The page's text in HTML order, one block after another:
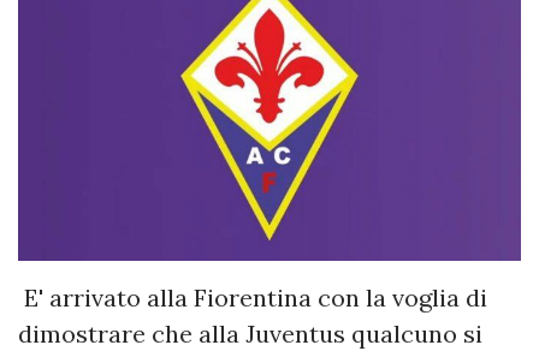
E' arrivato alla Fiorentina con la voglia di
dimostrare che alla Juventus qualcuno si